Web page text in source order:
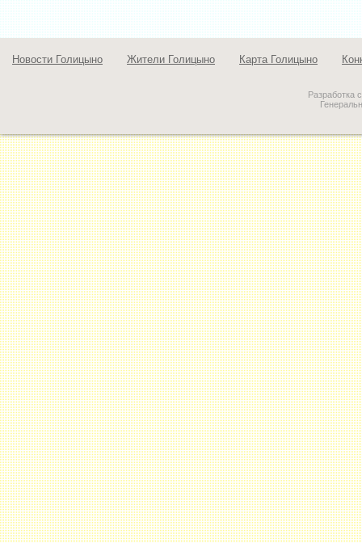
Новости Голицыно Жители Голицыно Карта Голицыно
Разработка